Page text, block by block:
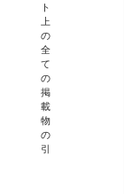
ト
上
の
全
て
の
掲
載
物
の
引